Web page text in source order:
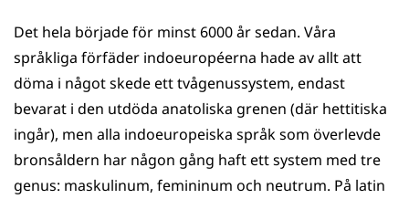
Det hela började för minst 6000 år sedan. Våra
språkliga förfäder indoeuropéerna hade av allt att
döma i något skede ett tvågenussystem, endast
bevarat i den utdöda anatoliska grenen (där hettitiska
ingår), men alla indoeuropeiska språk som överlevde
bronsåldern har någon gång haft ett system med tre
genus: maskulinum, femininum och neutrum. På latin